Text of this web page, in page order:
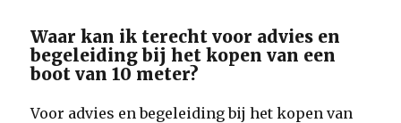
Waar kan ik terecht voor advies en
begeleiding bij het kopen van een
boot van 10 meter?
Voor advies en begeleiding bij het kopen van